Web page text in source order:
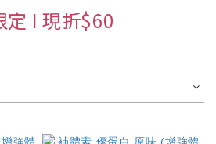
定 I 現折$60